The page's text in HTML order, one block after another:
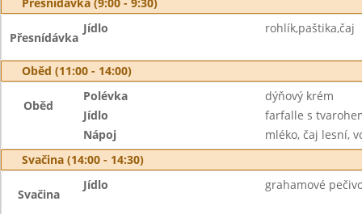
Přesnídávka
Jídlo rohlík,paštika,čaj
Oběd (11:00 - 14:00)
Oběd
Polévka
dýňový krém
Jídlo
farfalle s
Nápoj
mléko, čaj lesní,
Svačina (14:00 - 14:30)
Svačina
Jídlo grahamové